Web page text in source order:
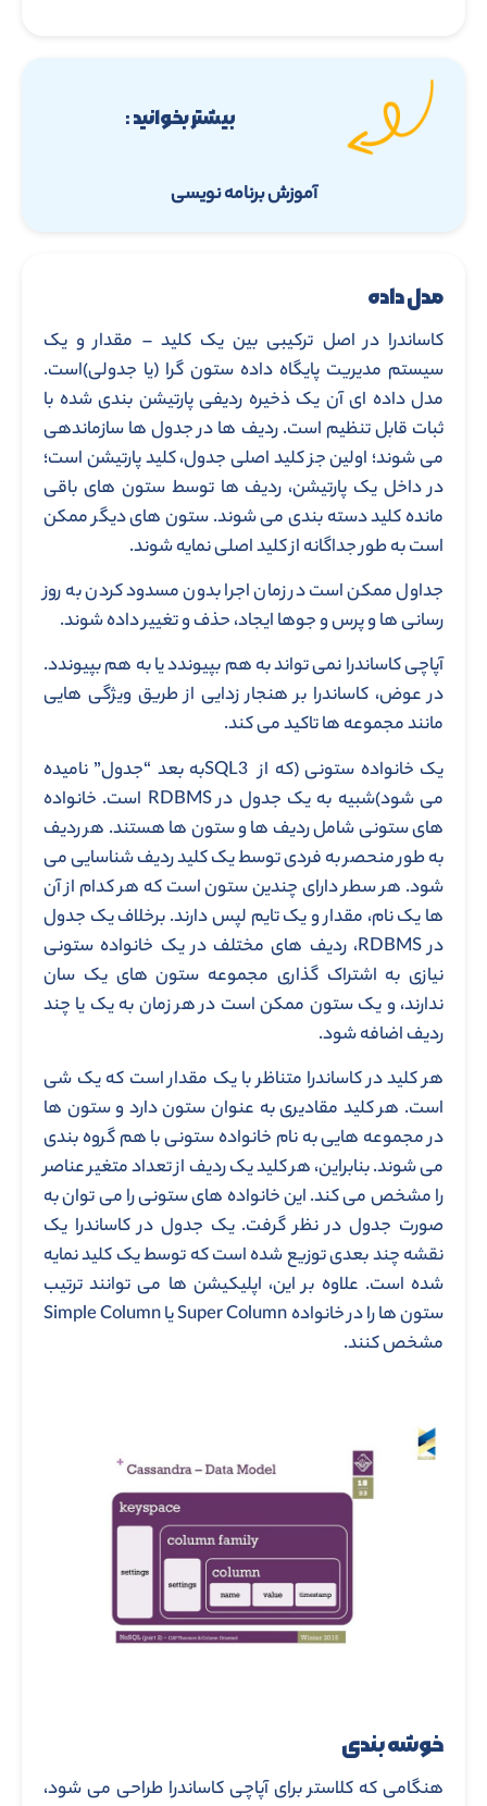
بیشتر بخوانید :
آموزش برنامه نویسی
مدل داده
کاساندرا در اصل ترکیبی بین یک کلید – مقدار و یک
سیستم مدیریت پایگاه داده ستون گرا (یا جدولی)است.
مدل داده ای آن یک ذخیره ردیفی پارتیشن بندی شده با
ثبات قابل تنظیم است. ردیف ها در جدول ها سازماندهی
می شوند؛ اولین جز کلید اصلی جدول، کلید پارتیشن است؛
در داخل یک پارتیشن، ردیف ها توسط ستون های باقی
مانده کلید دسته بندی می شوند. ستون های دیگر ممکن
است به طور جداگانه از کلید اصلی نمایه شوند.
جداول ممکن است در زمان اجرا بدون مسدود کردن به روز
رسانی ها و پرس و جوها ایجاد، حذف و تغییر داده شوند.
آپاچی کاساندرا نمی تواند به هم بپیوندد یا به هم بپیوندد.
در عوض، کاساندرا بر هنجار زدایی از طریق ویژگی هایی
مانند مجموعه ها تاکید می کند.
یک خانواده ستونی (که از SQL3به بعد “جدول” نامیده
می شود)شبیه به یک جدول در RDBMS است. خانواده
های ستونی شامل ردیف ها و ستون ها هستند. هر ردیف
به طور منحصر به فردی توسط یک کلید ردیف شناسایی می
شود. هر سطر دارای چندین ستون است که هر کدام از آن
ها یک نام، مقدار و یک تایم لپس دارند. برخلاف یک جدول
در RDBMS، ردیف های مختلف در یک خانواده ستونی
نیازی به اشتراک گذاری مجموعه ستون های یک سان
ندارند، و یک ستون ممکن است در هر زمان به یک یا چند
ردیف اضافه شود.
هر کلید در کاساندرا متناظر با یک مقدار است که یک شی
است. هر کلید مقادیری به عنوان ستون دارد و ستون ها
در مجموعه هایی به نام خانواده ستونی با هم گروه بندی
می شوند. بنابراین، هر کلید یک ردیف از تعداد متغیر عناصر
را مشخص می کند. این خانواده های ستونی را می توان به
صورت جدول در نظر گرفت. یک جدول در کاساندرا یک
نقشه چند بعدی توزیع شده است که توسط یک کلید نمایه
شده است. علاوه بر این، اپلیکیشن ها می توانند ترتیب
ستون ها را در خانواده Super Column یا Simple Column
مشخص کنند.
خوشه بندی
هنگامی که کلاستر برای آپاچی کاساندرا طراحی می شود،